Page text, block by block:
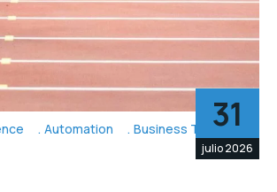
Automation Business Topic's31
julio 2026